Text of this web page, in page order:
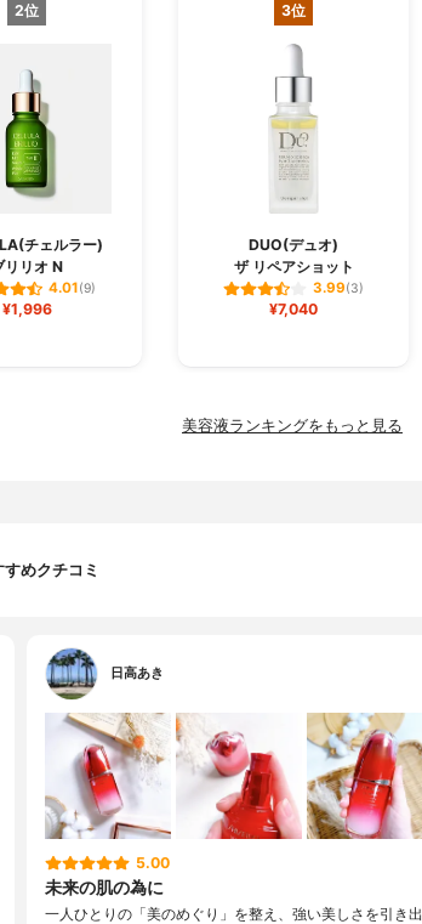
2位
チェルラー)
リリオ N
4.01(9)
¥1,996
3位
DUO(デュオ)
ザ リペアショット
3.99(3)
¥7,040
美容液ランキングをもっと見る
すめクチコミ
日高あき
5.00
未来の肌の為に
一人ひとりの「美のめぐり」を整え、強い美しさを引き出